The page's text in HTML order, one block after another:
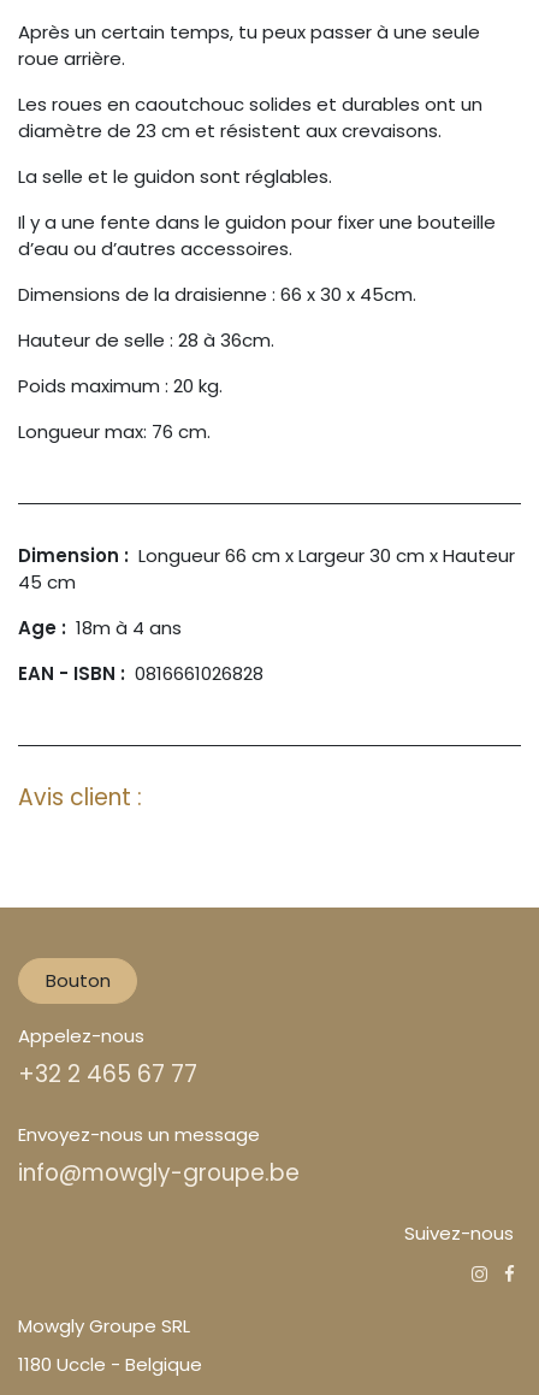
Après un certain temps, tu peux passer à une seule
roue arrière.
Les roues en caoutchouc solides et durables ont un
diamètre de 23 cm et résistent aux crevaisons.
La selle et le guidon sont réglables.
Il y a une fente dans le guidon pour fixer une bouteille
d’eau ou d’autres accessoires.
Dimensions de la draisienne : 66 x 30 x 45cm.
Hauteur de selle : 28 à 36cm.
Poids maximum : 20 kg.
Longueur max: 76 cm.
Dimension : Longueur 66 cm x Largeur 30 cm x Hauteur
45 cm
Age : 18m à 4 ans
EAN - ISBN : 0816661026828
Avis client :
Bouton
Appelez-nous
+32 2 465 67 77
Envoyez-nous un message
info@mowgly-groupe.be
Suivez-nous
Mowgly Groupe SRL
1180 Uccle - Belgique